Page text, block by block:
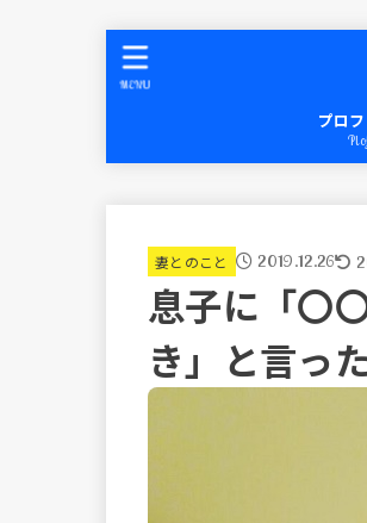
プロ
MENU
妻とのこと 2019.12.26
息子に「〇
き」と言っ